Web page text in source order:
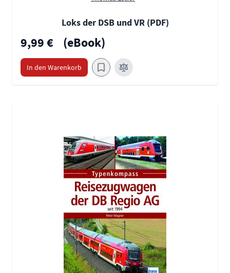
Loks der DSB und VR (PDF)
9,99 € (eBook)
In den Warenkorb